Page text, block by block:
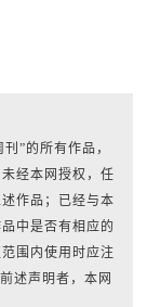
”的所有作品，
经本网授权，任
作品；已经与本
中是否有相应的
围内使用时应注
述声明者，本网